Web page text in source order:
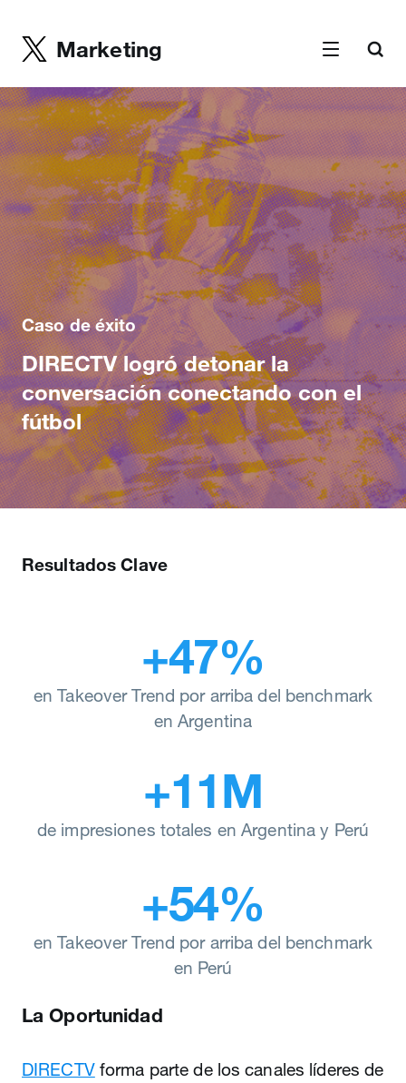
Marketing
Caso de éxito
DIRECTV logró detonar la
conversación conectando con el
fútbol
Resultados Clave
+47%
en Takeover Trend por arriba del benchmark
en Argentina
+11M
de impresiones totales en Argentina y Perú
+54%
en Takeover Trend por arriba del benchmark
en Perú
La Oportunidad
DIRECTVforma parte de los canales líderes de